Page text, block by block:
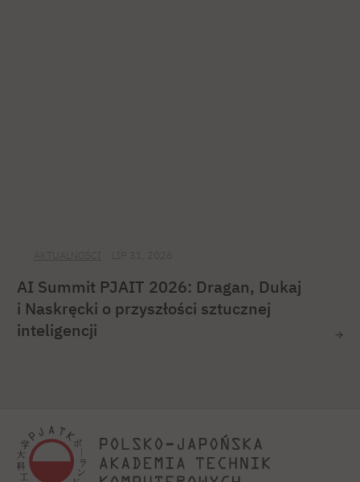
AI Summit PJAIT 2026: Dragan, Dukaj
i Naskręcki o przyszłości sztucznej
inteligencji